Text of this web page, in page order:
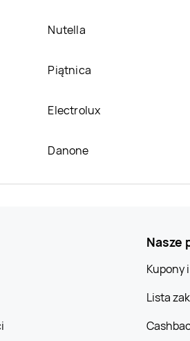
Nutella
Piątnica
Electrolux
Danone
Nasze
Kupony
Lista